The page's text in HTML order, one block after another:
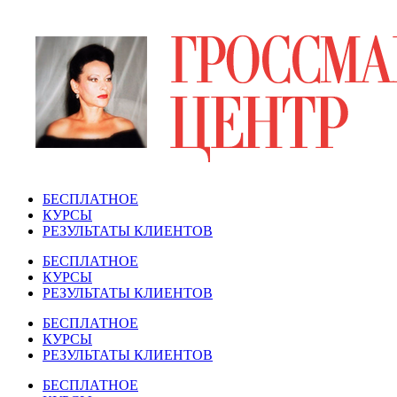
содержимому
БЕСПЛАТНОЕ
КУРСЫ
РЕЗУЛЬТАТЫ КЛИЕНТОВ
БЕСПЛАТНОЕ
КУРСЫ
РЕЗУЛЬТАТЫ КЛИЕНТОВ
БЕСПЛАТНОЕ
КУРСЫ
РЕЗУЛЬТАТЫ КЛИЕНТОВ
БЕСПЛАТНОЕ